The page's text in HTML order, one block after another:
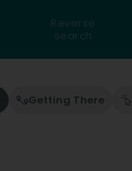
Reverse
search
Getting There